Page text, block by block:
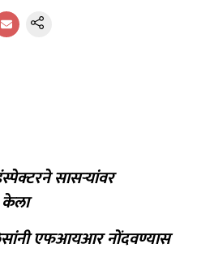
सासऱ्यांवर
केला
एफआयआर नोंदवण्यास